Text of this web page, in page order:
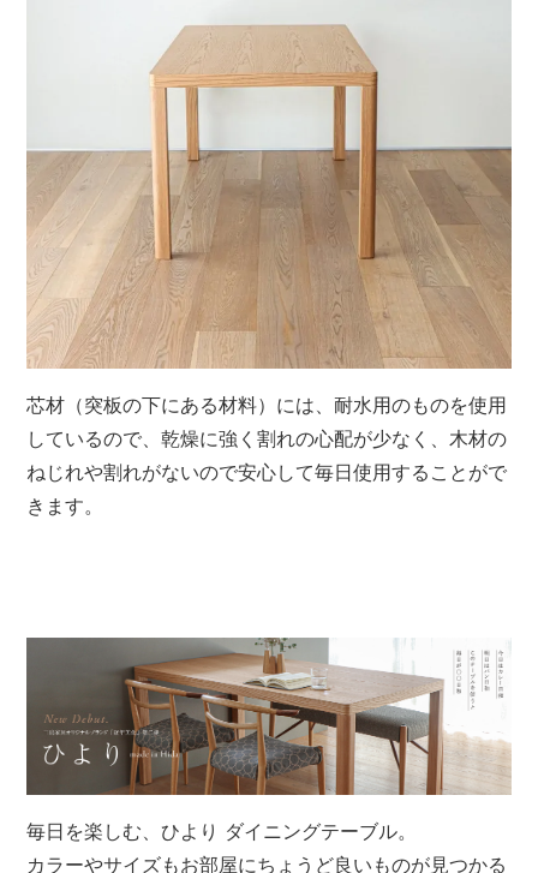
芯材（突板の下にある材料）には、耐水用のものを使用
しているので、乾燥に強く割れの心配が少なく、木材の
ねじれや割れがないので安心して毎日使用することがで
きます。
毎日を楽しむ、ひより ダイニングテーブル。
カラーやサイズもお部屋にちょうど良いものが見つかる